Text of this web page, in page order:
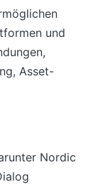
und
Asset-
Nordic